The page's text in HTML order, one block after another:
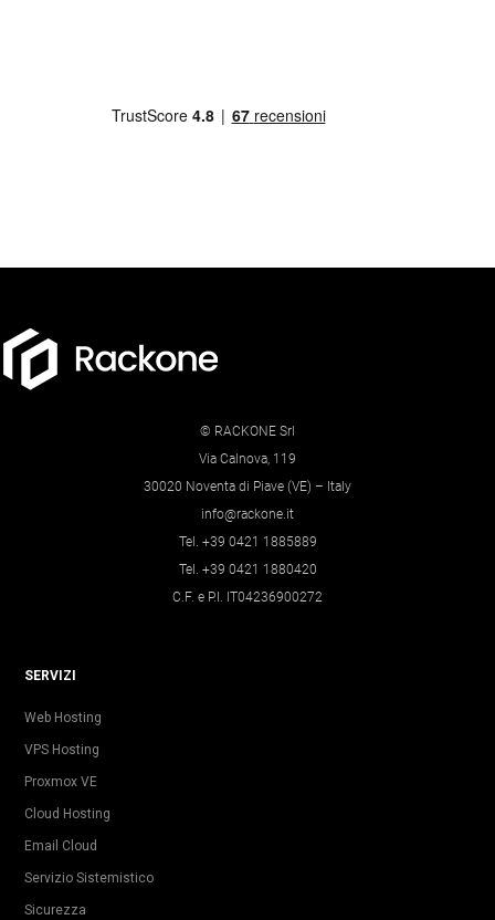
© RACKONE Srl
Via Calnova, 119
30020 Noventa di Piave (VE) – Italy
info@rackone.it
Tel. +39 0421 1885889
Tel. +39 0421 1880420
C.F. e P.I. IT04236900272
SERVIZI
Web Hosting
VPS Hosting
Proxmox VE
Cloud Hosting
Email Cloud
Servizio Sistemistico
Sicurezza